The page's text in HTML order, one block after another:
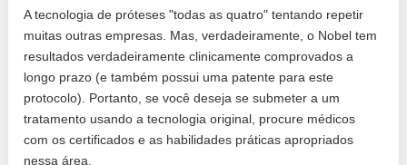
A tecnologia de próteses "todas as quatro" tentando repetir
muitas outras empresas. Mas, verdadeiramente, o Nobel tem
resultados verdadeiramente clinicamente comprovados a
longo prazo (e também possui uma patente para este
protocolo). Portanto, se você deseja se submeter a um
tratamento usando a tecnologia original, procure médicos
com os certificados e as habilidades práticas apropriados
nessa área.